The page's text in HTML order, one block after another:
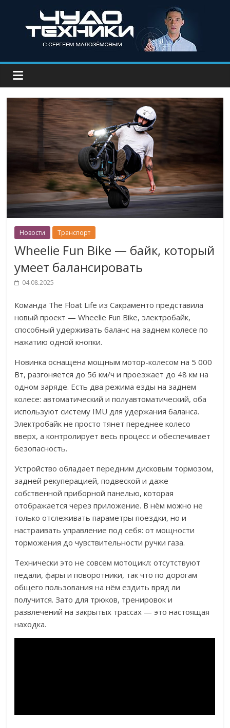
Новости Транспорт
Wheelie Fun Bike — байк, который
умеет балансировать
04.08.2025
Команда The Float Life из Сакраменто представила
новый проект — Wheelie Fun Bike, электробайк,
способный удерживать баланс на заднем колесе по
нажатию одной кнопки.
Новинка оснащена мощным мотор-колесом на 5 000
Вт, разгоняется до 56 км/ч и проезжает до 48 км на
одном заряде. Есть два режима езды на заднем
колесе: автоматический и полуавтоматический, оба
используют систему IMU для удержания баланса.
Электробайк не просто тянет переднее колесо
вверх, а контролирует весь процесс и обеспечивает
безопасность.
Устройство обладает передним дисковым тормозом,
задней рекуперацией, подвеской и даже
собственной приборной панелью, которая
отображается через приложение. В нём можно не
только отслеживать параметры поездки, но и
настраивать управление под себя: от мощности
торможения до чувствительности ручки газа.
Технически это не совсем мотоцикл: отсутствуют
педали, фары и поворотники, так что по дорогам
общего пользования на нём ездить вряд ли
получится. Зато для трюков, тренировок и
развлечений на закрытых трассах — это настоящая
находка.